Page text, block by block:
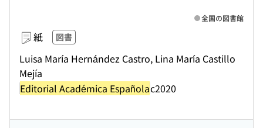
紙 図書
Luisa María Hernández Castro, Lina María Castillo
Mejía
Editorial Académica Españolac2020
全国の図書館